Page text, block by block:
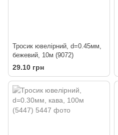
Тросик ювелірний, d=0.45мм,
бежевий, 10м (9072)
29.10 грн